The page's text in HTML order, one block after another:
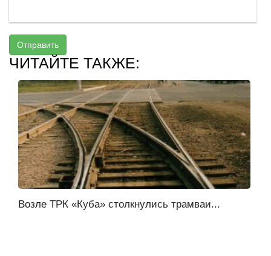
Отправить
ЧИТАЙТЕ ТАКЖЕ:
Возле ТРК «Куба» столкнулись трамваи...